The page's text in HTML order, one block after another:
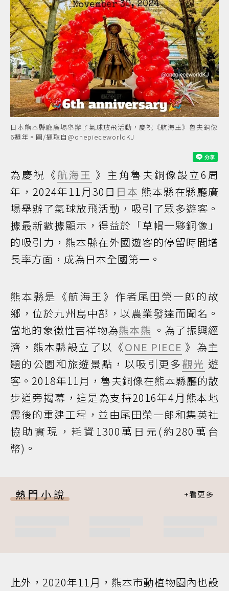
日本熊本縣廳廣場舉辦了氣球放飛活動，慶祝《航海王》魯夫銅像
6週年。圖/擷取自@onepieceworldKJ
為慶祝《航海王 》主角魯夫銅像設立6周
年，2024年11月30日 日本 熊本縣在縣廳廣
場舉辦了氣球放飛活動，吸引了眾多遊客。
據最新數據顯示，得益於「草帽一夥銅像」
的吸引力，熊本縣在外國遊客的停留時間增
長率方面，成為日本全國第一。
熊本縣是《航海王》作者尾田榮一郎的故
鄉，位於九州島中部，以農業發達而聞名。
當地的象徵性吉祥物為熊本熊 。為了振興經
濟，熊本縣設立了以《ONE PIECE 》為主
題的公園和旅遊景點，以吸引更多觀光 遊
客。2018年11月，魯夫銅像在熊本縣廳的散
步道旁揭幕，這是為支持2016年4月熊本地
震後的重建工程，並由尾田榮一郎和集英社
協助實現，耗資1300萬日元(約280萬台
幣)。
熱門小說
此外，2020年11月，熊本市動植物園內也設